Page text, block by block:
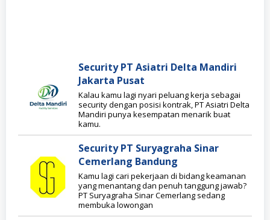
Security PT Asiatri Delta Mandiri
Jakarta Pusat
Kalau kamu lagi nyari peluang kerja sebagai
security dengan posisi kontrak, PT Asiatri Delta
Mandiri punya kesempatan menarik buat
kamu.
Security PT Suryagraha Sinar
Cemerlang Bandung
Kamu lagi cari pekerjaan di bidang keamanan
yang menantang dan penuh tanggung jawab?
PT Suryagraha Sinar Cemerlang sedang
membuka lowongan